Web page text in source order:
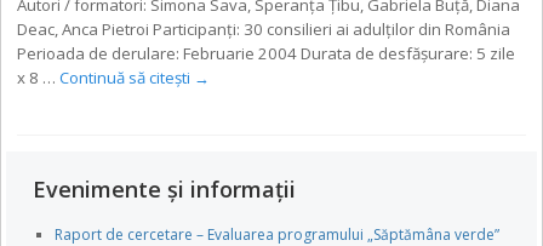
Autori / formatori: Simona Sava, Speranța Țibu, Gabriela Buță, Diana
Deac, Anca Pietroi Participanţi: 30 consilieri ai adulților din România
Perioada de derulare: Februarie 2004 Durata de desfăşurare: 5 zile
x 8 …Continuă să citești →
Evenimente și informații
Raport de cercetare – Evaluarea programului „Săptămâna verde”